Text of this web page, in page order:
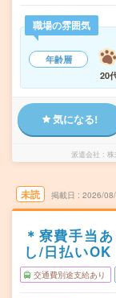
職場の雰囲気
年齢層
20
気になる!
派遣会社 株
未読 掲載日 2026/
＊寮費手当
し/日払いOK
交通費別途支給あり